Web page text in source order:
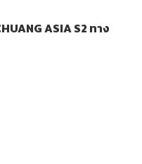
ASIA S2 ทาง